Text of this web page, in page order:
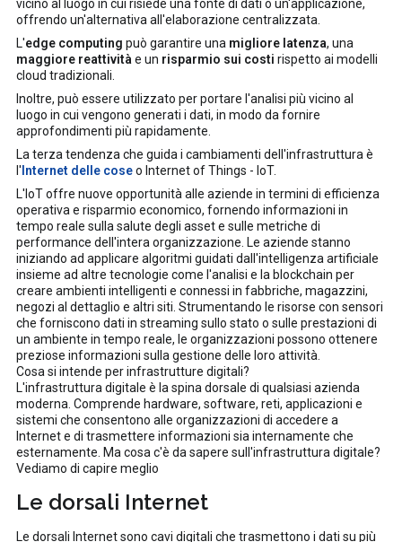
vicino al luogo in cui risiede una fonte di dati o un'applicazione,
offrendo un'alternativa all'elaborazione centralizzata.
L'edge computing può garantire una migliore latenza, una
maggiore reattività e un risparmio sui costi rispetto ai modelli
cloud tradizionali.
Inoltre, può essere utilizzato per portare l'analisi più vicino al
luogo in cui vengono generati i dati, in modo da fornire
approfondimenti più rapidamente.
La terza tendenza che guida i cambiamenti dell'infrastruttura è
l' Internet delle coseo Internet of Things - IoT.
L'IoT offre nuove opportunità alle aziende in termini di efficienza
operativa e risparmio economico, fornendo informazioni in
tempo reale sulla salute degli asset e sulle metriche di
performance dell'intera organizzazione. Le aziende stanno
iniziando ad applicare algoritmi guidati dall'intelligenza artificiale
insieme ad altre tecnologie come l'analisi e la blockchain per
creare ambienti intelligenti e connessi in fabbriche, magazzini,
negozi al dettaglio e altri siti. Strumentando le risorse con sensori
che forniscono dati in streaming sullo stato o sulle prestazioni di
un ambiente in tempo reale, le organizzazioni possono ottenere
preziose informazioni sulla gestione delle loro attività.
Cosa si intende per infrastrutture digitali?
L'infrastruttura digitale è la spina dorsale di qualsiasi azienda
moderna. Comprende hardware, software, reti, applicazioni e
sistemi che consentono alle organizzazioni di accedere a
Internet e di trasmettere informazioni sia internamente che
esternamente. Ma cosa c'è da sapere sull'infrastruttura digitale?
Vediamo di capire meglio
Le dorsali Internet
Le dorsali Internet sono cavi digitali che trasmettono i dati su più